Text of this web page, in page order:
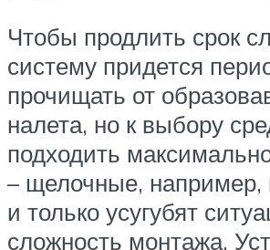
Чтобы продлить срок
систему придется
прочищать от
налета, но к выбору
подходить
– щелочные, например,
и только усугубят
сложность монтажа.